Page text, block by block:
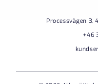
Processvägen 3,
+46